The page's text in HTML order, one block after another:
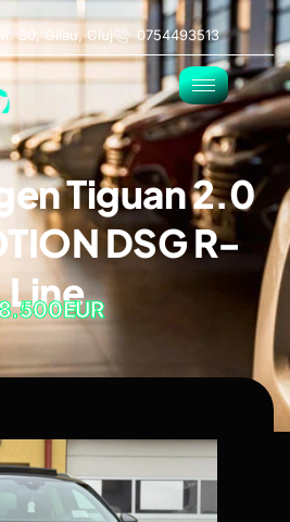
30, Gilau, Cluj 0754493513
Tiguan 2.0
DSG R-
Line